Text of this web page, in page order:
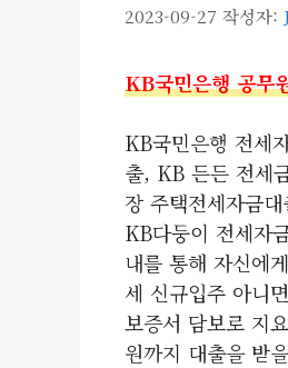
2023-09-27 작성자:
KB국민은행 공무
KB국민은행 전세
출, KB 든든 전세
장 주택전세자금
KB다둥이 전세자
내를 통해 자신에
세 신규입주 아니
보증서 담보로 지
원까지 대출을 받